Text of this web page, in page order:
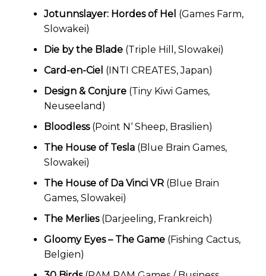
Jotunnslayer: Hordes of Hel (Games Farm,
Slowakei)
Die by the Blade(Triple Hill, Slowakei)
Card-en-Ciel (INTI CREATES, Japan)
Design & Conjure(Tiny Kiwi Games,
Neuseeland)
Bloodless(Point N‘ Sheep, Brasilien)
The House of Tesla(Blue Brain Games,
Slowakei)
The House of Da Vinci VR(Blue Brain
Games, Slowakei)
The Merlies(Darjeeling, Frankreich)
Gloomy Eyes – The Game(Fishing Cactus,
Belgien)